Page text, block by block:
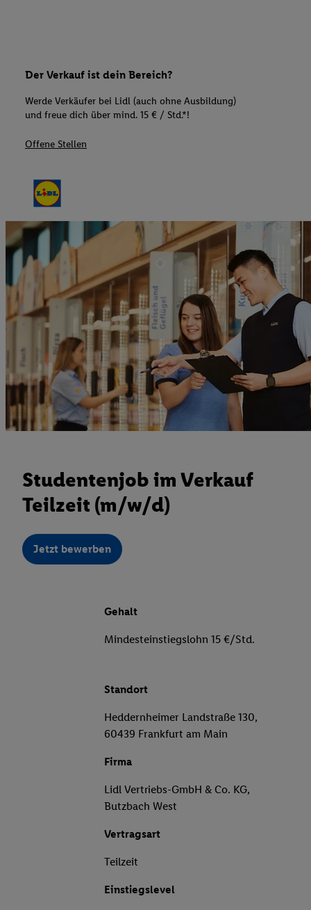
Der Verkauf ist dein Bereich?
Werde Verkäufer bei Lidl (auch ohne Ausbildung)
und freue dich über mind. 15 € / Std.*!
Offene Stellen
Studentenjob im Verkauf
Teilzeit (m/w/d)
Jetzt bewerben
Gehalt
Mindesteinstiegslohn 15 €/Std.
Standort
Heddernheimer Landstraße 130,
60439 Frankfurt am Main
Firma
Lidl Vertriebs-GmbH & Co. KG,
Butzbach West
Vertragsart
Teilzeit
Einstiegslevel